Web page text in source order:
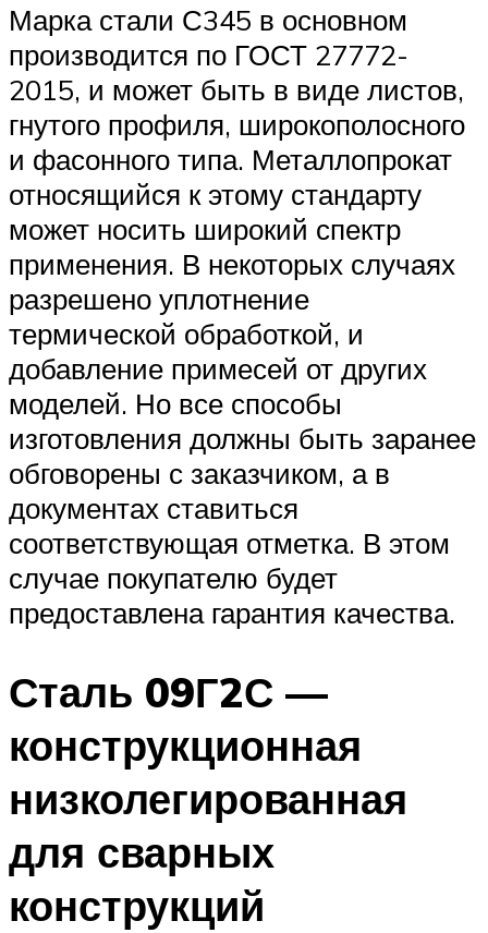
Марка стали С345 в основном
производится по ГОСТ 27772-
2015, и может быть в виде листов,
гнутого профиля, широкополосного
и фасонного типа. Металлопрокат
относящийся к этому стандарту
может носить широкий спектр
применения. В некоторых случаях
разрешено уплотнение
термической обработкой, и
добавление примесей от других
моделей. Но все способы
изготовления должны быть заранее
обговорены с заказчиком, а в
документах ставиться
соответствующая отметка. В этом
случае покупателю будет
предоставлена гарантия качества.
Сталь 09Г2С —
конструкционная
низколегированная
для сварных
конструкций